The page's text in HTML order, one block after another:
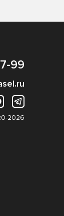
99
2026